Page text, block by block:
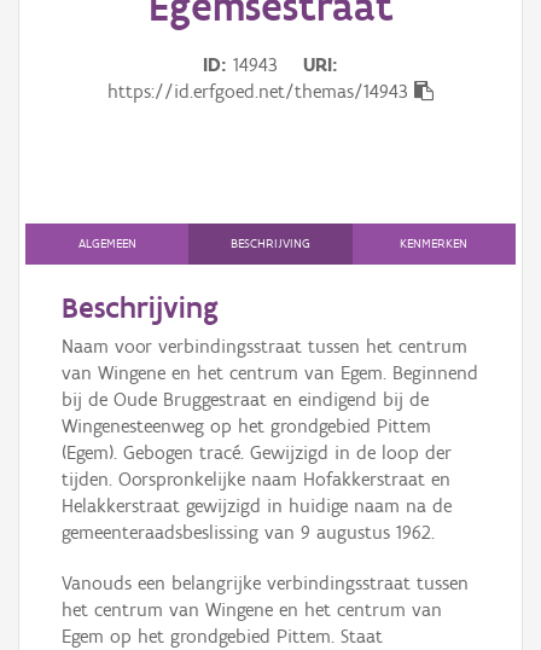
Persoon of collectief
Downloads
Hergebruik
Aanmelden
ID 14943
URI
https://id.erfgoed.net/themas/14943
ALGEMEEN BESCHRIJVING KENMERKEN
Beschrijving
Naam voor verbindingsstraat tussen het centrum
van Wingene en het centrum van Egem. Beginnend
bij de Oude Bruggestraat en eindigend bij de
Wingenesteenweg op het grondgebied Pittem
(Egem). Gebogen tracé. Gewijzigd in de loop der
tijden. Oorspronkelijke naam Hofakkerstraat en
Helakkerstraat gewijzigd in huidige naam na de
gemeenteraadsbeslissing van 9 augustus 1962.
Vanouds een belangrijke verbindingsstraat tussen
het centrum van Wingene en het centrum van
Egem op het grondgebied Pittem. Staat